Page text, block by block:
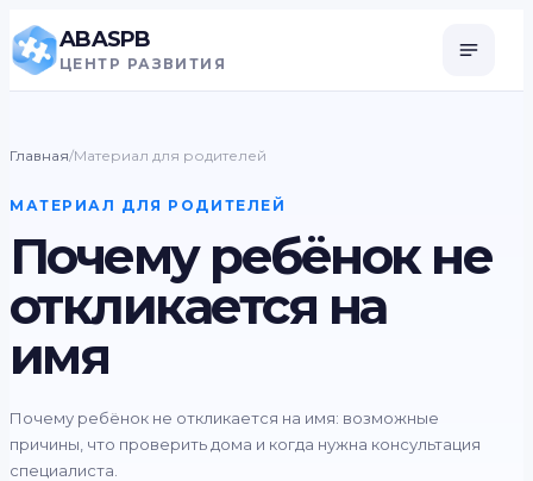
ABASPB
ЦЕНТР РАЗВИТИЯ
Главная/Материал для родителей
МАТЕРИАЛ ДЛЯ РОДИТЕЛЕЙ
Почему ребёнок не
откликается на
имя
Почему ребёнок не откликается на имя: возможные
причины, что проверить дома и когда нужна консультация
специалиста.